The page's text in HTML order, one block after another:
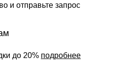
и отправьте запрос
до 20% подробнее